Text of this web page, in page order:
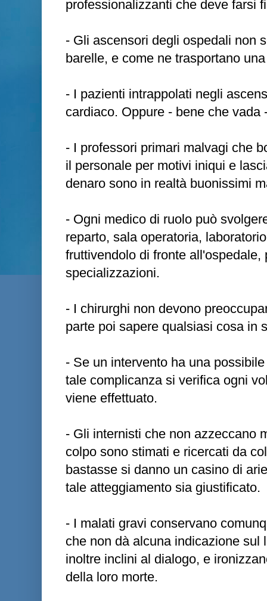
professionalizzanti che deve farsi
- Gli ascensori degli ospedali non
barelle, e come ne trasportano
- I pazienti intrappolati negli
cardiaco. Oppure - bene che vada
- I professori primari malvagi che
il personale per motivi iniqui e
denaro sono in realtà buonissimi
- Ogni medico di ruolo può
reparto, sala operatoria,
fruttivendolo di fronte all'ospedale,
specializzazioni.
- I chirurghi non devono
parte poi sapere qualsiasi cosa in
- Se un intervento ha una
tale complicanza si verifica ogni
viene effettuato.
- Gli internisti che non azzeccano
colpo sono stimati e ricercati da
bastasse si danno un casino di
tale atteggiamento sia giustificato.
- I malati gravi conservano
che non dà alcuna indicazione sul
inoltre inclini al dialogo, e
della loro morte.